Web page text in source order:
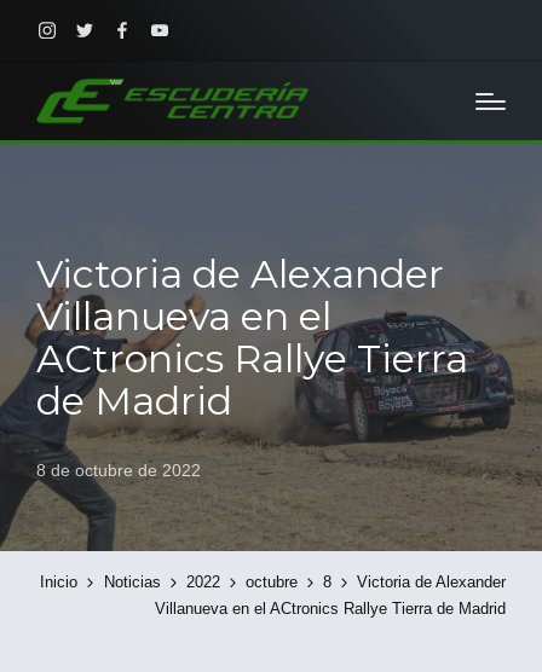
Instagram
TwitterFacebookYoutube
Victoria de Alexander
Villanueva en el
ACtronics Rallye Tierra
de Madrid
8 de octubre de 2022
Inicio Noticias 2022 octubre 8
Victoria de Alexander
Villanueva en el ACtronics Rallye Tierra de Madrid